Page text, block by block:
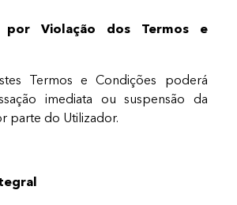
por Violação dos Termos e
Termos e Condições poderá
imediata ou suspensão da
parte do Utilizador.